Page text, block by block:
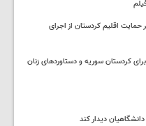
حمایت اقلیم کردستان از اجرای
کردستان سوریه و دستاوردهای زنان
دانشگاهیان دیدار کند